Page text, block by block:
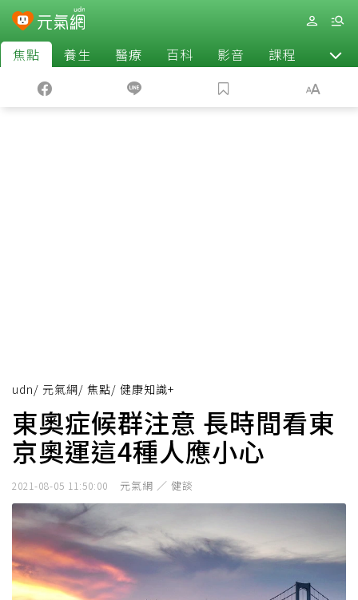
焦點 養生 醫療 百科 影音 課程 退休
udn/ 元氣網/ 焦點/ 健康知識+
東奧症候群注意 長時間看東
京奧運這4種人應小心
2021-08-05 11:50:00 元氣網 ／ 健談